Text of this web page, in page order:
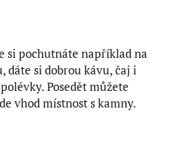
si pochutnáte například na
dáte si dobrou kávu, čaj i
Posedět můžete
vhod místnost s kamny.